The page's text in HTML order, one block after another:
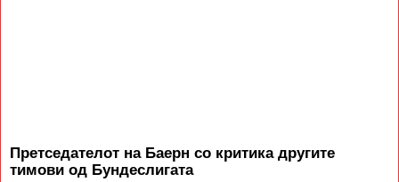
Претседателот на Баерн со критика другите
тимови од Бундеслигата